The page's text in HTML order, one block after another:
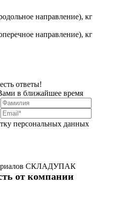
направление), кг
направление), кг
ответы!
в ближайшее время
персональных данных
от компании